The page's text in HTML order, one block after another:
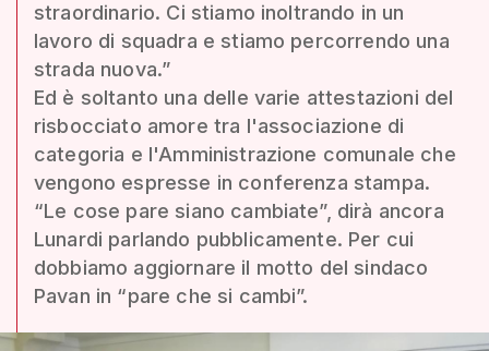
straordinario. Ci stiamo inoltrando in un
lavoro di squadra e stiamo percorrendo una
strada nuova.”
Ed è soltanto una delle varie attestazioni del
risbocciato amore tra l'associazione di
categoria e l'Amministrazione comunale che
vengono espresse in conferenza stampa.
“Le cose pare siano cambiate”, dirà ancora
Lunardi parlando pubblicamente. Per cui
dobbiamo aggiornare il motto del sindaco
Pavan in “pare che si cambi”.